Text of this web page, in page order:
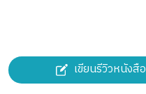
เขียนรีวิวหนังสือ